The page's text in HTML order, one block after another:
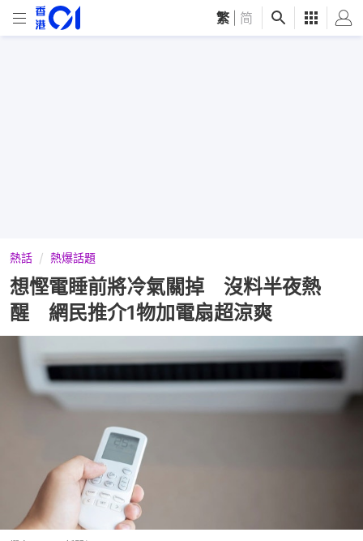
繁 简
熱話 熱爆話題
想慳電睡前將冷氣關掉 沒料半夜熱
醒 網民推介1物加電扇超涼爽